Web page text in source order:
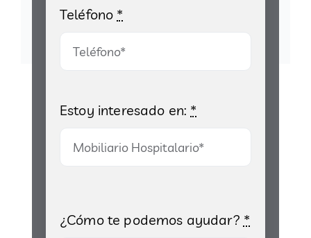
Teléfono *
Estoy interesado en: *
¿Cómo te podemos ayudar? *